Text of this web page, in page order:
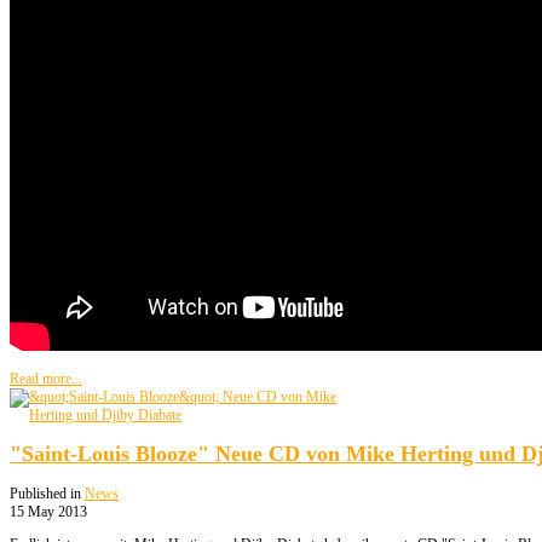
Read more...
"Saint-Louis Blooze" Neue CD von Mike Herting und
Published in News
15 May 2013